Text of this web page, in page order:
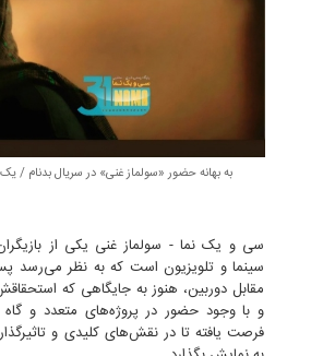
به بهانه حضور «سولماز غنی» در سریال
سی و یک نما - سولماز غنی یکی از
سینما و تلویزیون است که به نظر می‌رسد
مقابل دوربین، هنوز به جایگاهی که
و با وجود حضور در پروژه‌های متعدد و گاه
فرصت یافته تا در نقش‌های کلیدی و